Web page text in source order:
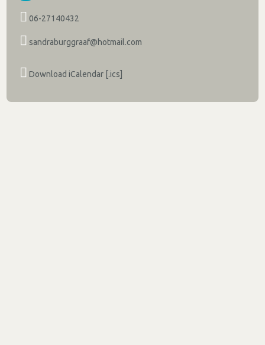
06-27140432
sandraburggraaf@hotmail.com
Download iCalendar [.ics]